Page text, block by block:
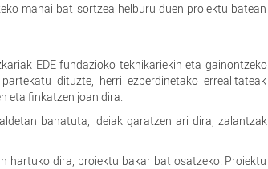
mahai bat sortzea helburu duen proiektu batean
EDE fundazioko teknikariekin eta gainontzeko
dituzte, herri ezberdinetako errealitateak
eta finkatzen joan dira.
banatuta, ideiak garatzen ari dira, zalantzak
hartuko dira, proiektu bakar bat osatzeko. Proiektu